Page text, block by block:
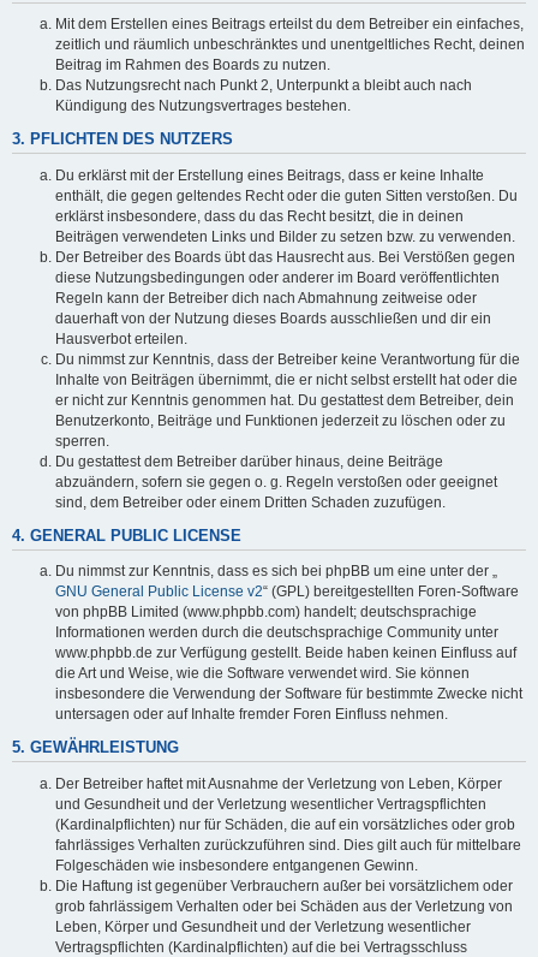
Mit dem Erstellen eines Beitrags erteilst du dem Betreiber ein einfaches,
zeitlich und räumlich unbeschränktes und unentgeltliches Recht, deinen
Beitrag im Rahmen des Boards zu nutzen.
Das Nutzungsrecht nach Punkt 2, Unterpunkt a bleibt auch nach
Kündigung des Nutzungsvertrages bestehen.
3. PFLICHTEN DES NUTZERS
Du erklärst mit der Erstellung eines Beitrags, dass er keine Inhalte
enthält, die gegen geltendes Recht oder die guten Sitten verstoßen. Du
erklärst insbesondere, dass du das Recht besitzt, die in deinen
Beiträgen verwendeten Links und Bilder zu setzen bzw. zu verwenden.
Der Betreiber des Boards übt das Hausrecht aus. Bei Verstößen gegen
diese Nutzungsbedingungen oder anderer im Board veröffentlichten
Regeln kann der Betreiber dich nach Abmahnung zeitweise oder
dauerhaft von der Nutzung dieses Boards ausschließen und dir ein
Hausverbot erteilen.
Du nimmst zur Kenntnis, dass der Betreiber keine Verantwortung für die
Inhalte von Beiträgen übernimmt, die er nicht selbst erstellt hat oder die
er nicht zur Kenntnis genommen hat. Du gestattest dem Betreiber, dein
Benutzerkonto, Beiträge und Funktionen jederzeit zu löschen oder zu
sperren.
Du gestattest dem Betreiber darüber hinaus, deine Beiträge
abzuändern, sofern sie gegen o. g. Regeln verstoßen oder geeignet
sind, dem Betreiber oder einem Dritten Schaden zuzufügen.
4. GENERAL PUBLIC LICENSE
Du nimmst zur Kenntnis, dass es sich bei phpBB um eine unter der „
GNU General Public License v2“ (GPL) bereitgestellten Foren-Software
von phpBB Limited (www.phpbb.com) handelt; deutschsprachige
Informationen werden durch die deutschsprachige Community unter
www.phpbb.de zur Verfügung gestellt. Beide haben keinen Einfluss auf
die Art und Weise, wie die Software verwendet wird. Sie können
insbesondere die Verwendung der Software für bestimmte Zwecke nicht
untersagen oder auf Inhalte fremder Foren Einfluss nehmen.
5. GEWÄHRLEISTUNG
Der Betreiber haftet mit Ausnahme der Verletzung von Leben, Körper
und Gesundheit und der Verletzung wesentlicher Vertragspflichten
(Kardinalpflichten) nur für Schäden, die auf ein vorsätzliches oder grob
fahrlässiges Verhalten zurückzuführen sind. Dies gilt auch für mittelbare
Folgeschäden wie insbesondere entgangenen Gewinn.
Die Haftung ist gegenüber Verbrauchern außer bei vorsätzlichem oder
grob fahrlässigem Verhalten oder bei Schäden aus der Verletzung von
Leben, Körper und Gesundheit und der Verletzung wesentlicher
Vertragspflichten (Kardinalpflichten) auf die bei Vertragsschluss